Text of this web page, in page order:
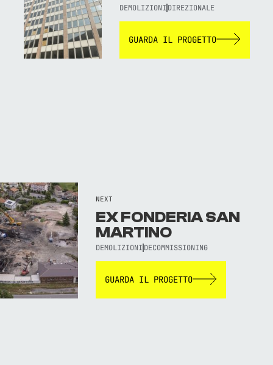
DEMOLIZIONI DIREZIONALE
GUARDA IL PROGETTO
NEXT
EX FONDERIA SAN
MARTINO
DEMOLIZIONI DECOMMISSIONING
GUARDA IL PROGETTO